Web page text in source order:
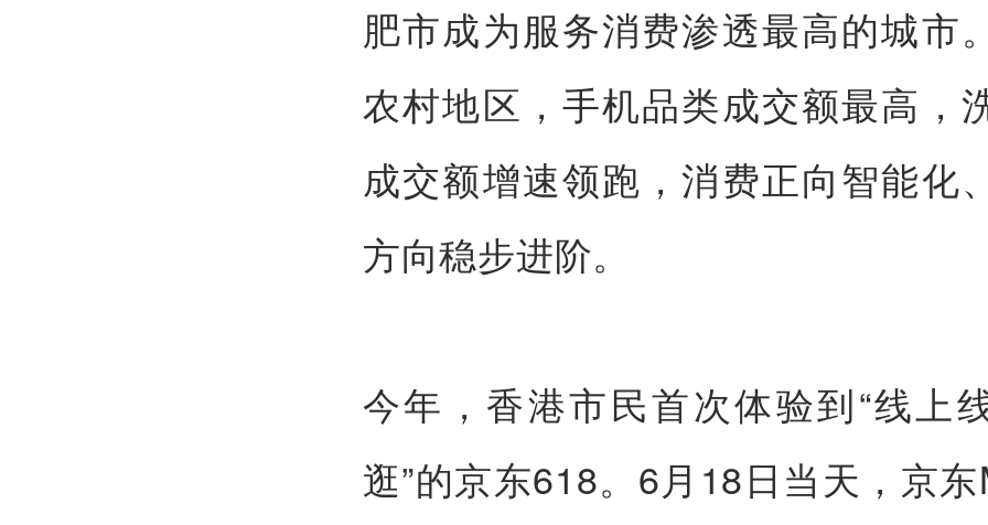
肥市成为服务消费渗透最高的城市
农村地区，手机品类成交额最高，
成交额增速领跑，消费正向智能化
方向稳步进阶。
今年，香港市民首次体验到“线上
逛”的京东618。6月18日当天，京